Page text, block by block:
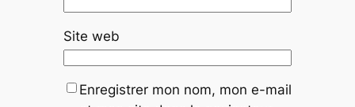
Site web
Enregistrer mon nom, mon e-mail